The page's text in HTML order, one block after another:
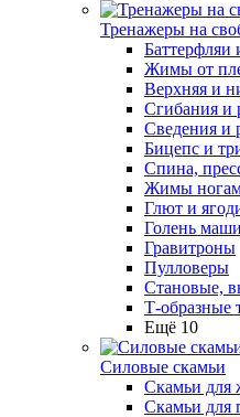
Тренажеры на
Баттерфляи
Жимы от
Верхняя и
Сгибания и
Сведения и
Бицепс и
Спина,
Жимы
Глют и
Голень
Гравитроны
Пулловеры
Становые,
Т-образные
Ещё 10
Силовые скамьи
Скамьи для
Скамьи для